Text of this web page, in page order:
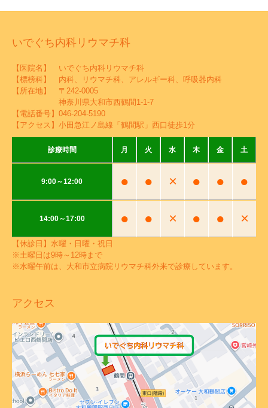
いでぐち内科リウマチ科
【医院名】 いでぐち内科リウマチ科
【標榜科】 内科、リウマチ科、アレルギー科、呼吸器内科
【所在地】 〒242-0005
神奈川県大和市西鶴間1-1-7
【電話番号】 046-204-5190
【アクセス】小田急江ノ島線「鶴間駅」西口徒歩1分
診療時間 月 火 水 木 金 土
9:00～12:00 ● ● × ● ● ●
14:00～17:00 ● ● × ● ● ×
【休診日】水曜・日曜・祝日
※土曜日は9時～12時まで
※水曜午前は、大和市立病院リウマチ科外来で診療しています。
アクセス